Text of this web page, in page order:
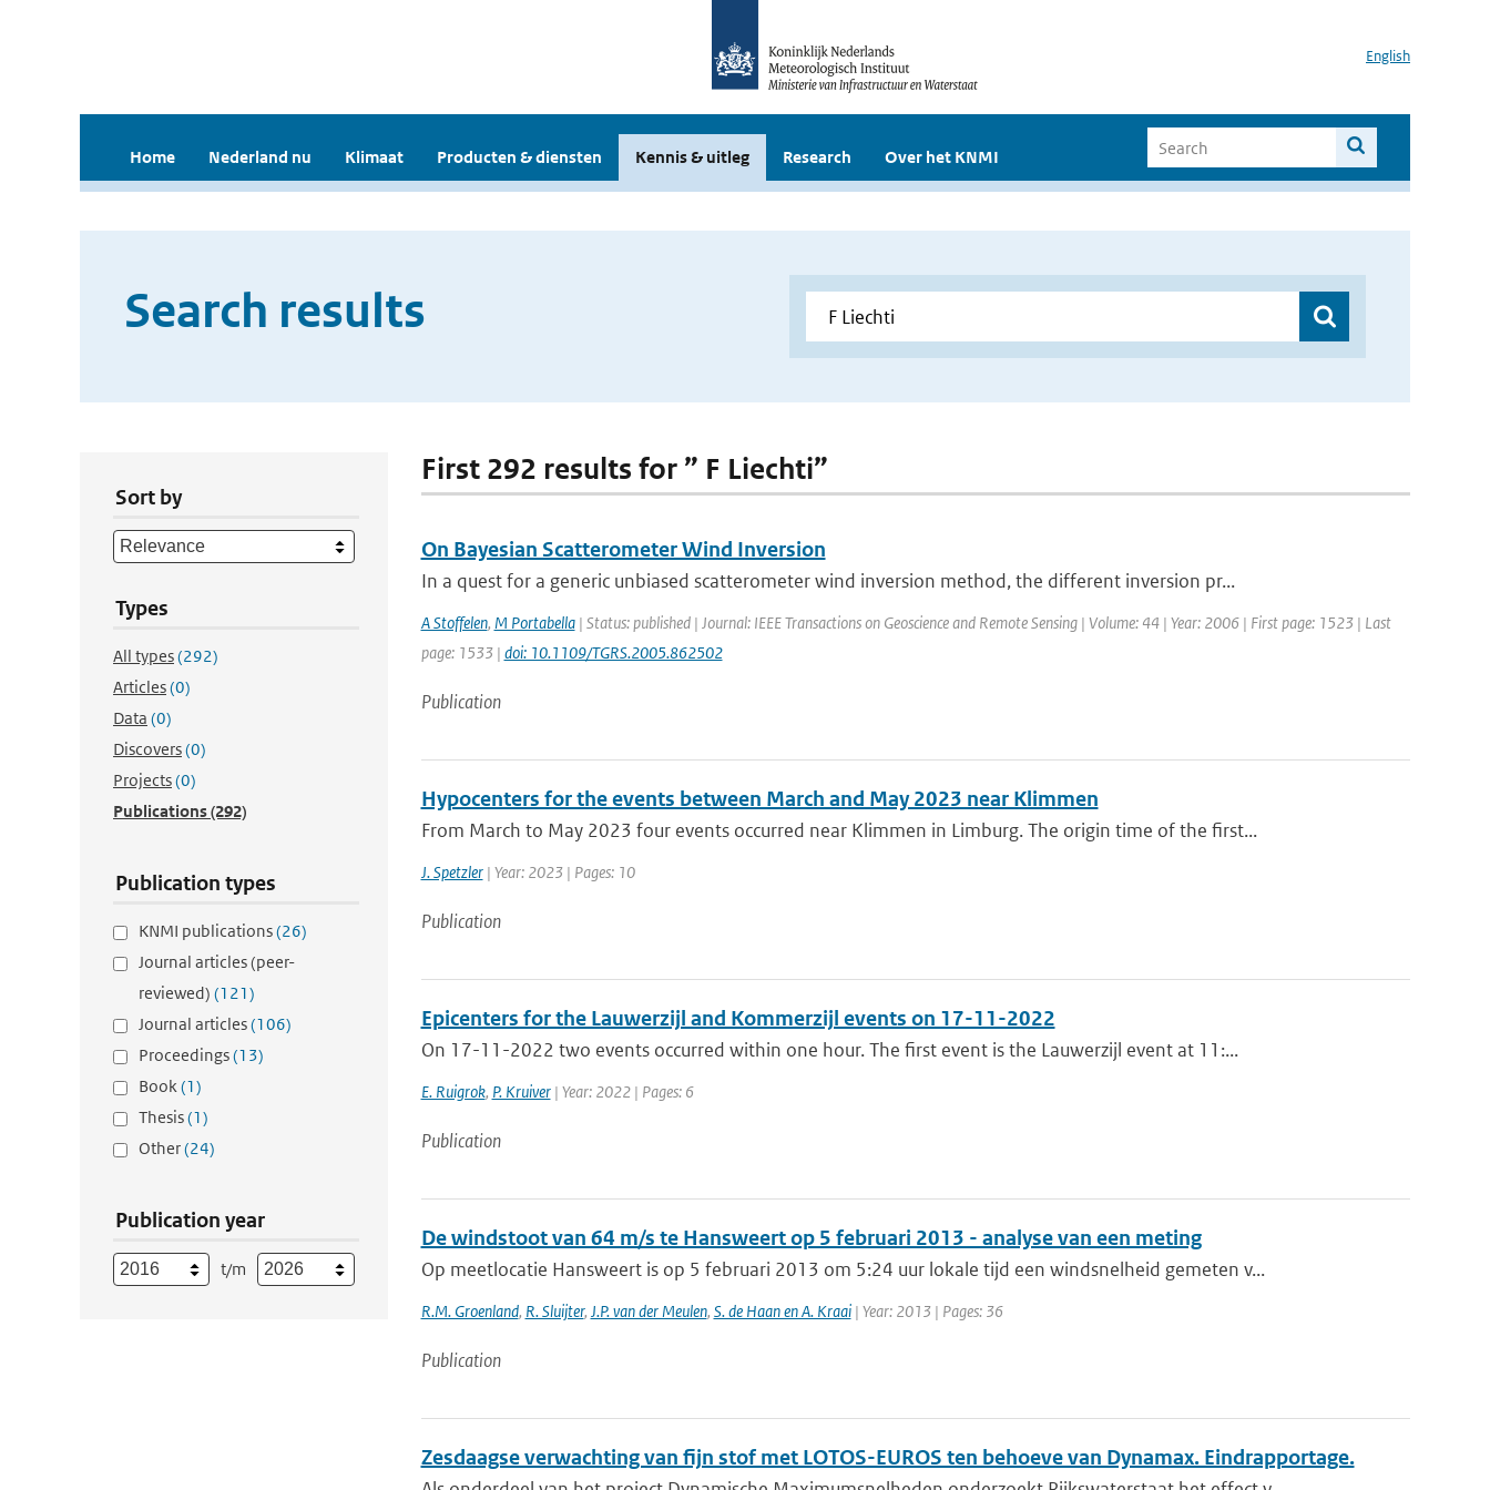
English
Home Nederland nu Klimaat Producten & diensten Kennis & uitleg Research Over het KNMI
Search results
Sort by
Types
All types(292)
Articles(0)
Data (0)
Discovers(0)
Projects(0)
Publications(292)
Publication types
KNMI publications(26)
Journal articles (peer-
reviewed) (121)
Journal articles(106)
Proceedings(13)
Book(1)
Thesis(1)
Other(24)
Publication year
t/m
First 292 results for ” F Liechti”
On Bayesian Scatterometer Wind Inversion
In a quest for a generic unbiased scatterometer wind inversion method, the different inversion pr...
A Stoffelen, M Portabella| Status: published | Journal: IEEE Transactions on Geoscience and Remote Sensing | Volume: 44 | Year: 2006 | First page: 1523 | Last
page: 1533 | doi: 10.1109/TGRS.2005.862502
Publication
Hypocenters for the events between March and May 2023 near Klimmen
From March to May 2023 four events occurred near Klimmen in Limburg. The origin time of the first...
J. Spetzler| Year: 2023 | Pages: 10
Publication
Epicenters for the Lauwerzijl and Kommerzijl events on 17-11-2022
On 17-11-2022 two events occurred within one hour. The first event is the Lauwerzijl event at 11:...
E. Ruigrok, P. Kruiver| Year: 2022 | Pages: 6
Publication
De windstoot van 64 m/s te Hansweert op 5 februari 2013 - analyse van een meting
Op meetlocatie Hansweert is op 5 februari 2013 om 5:24 uur lokale tijd een windsnelheid gemeten v...
R.M. Groenland, R. Sluijter, J.P. van der Meulen, S. de Haan en A. Kraai| Year: 2013 | Pages: 36
Publication
Zesdaagse verwachting van fijn stof met LOTOS-EUROS ten behoeve van Dynamax. Eindrapportage.